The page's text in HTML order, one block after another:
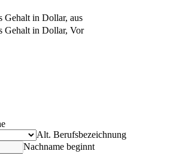
Gehalt in Dollar, aus
Gehalt in Dollar, Vor
Alt. Berufsbezeichnung
Nachname beginnt